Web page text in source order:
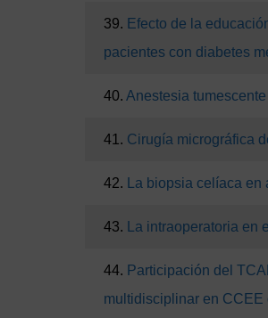
39. Efecto de la
pacientes con diabetes
40. Anestesia
41. Cirugía micrográfica
42. La biopsia celíaca
43. La intraoperatoria en
44. Participación del
multidisciplinar en CCEE